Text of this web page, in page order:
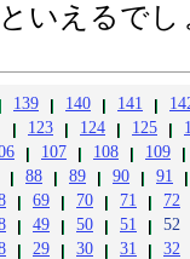
といえるでし
141
140
139
125
124
123
109
108
107
91
90
89
88
72
71
70
69
52
51
50
49
32
31
30
29